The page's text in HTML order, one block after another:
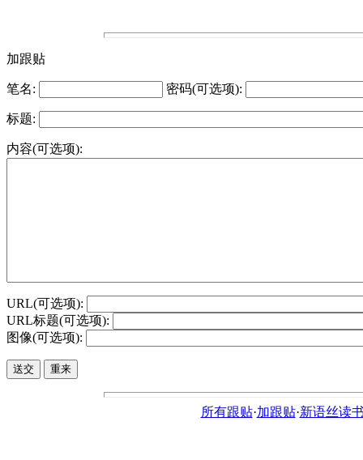
加跟贴
笔名: 密码(可选项):
标题:
内容(可选项):
URL(可选项):
URL标题(可选项):
图像(可选项):
所有跟贴·加跟贴·新语丝读